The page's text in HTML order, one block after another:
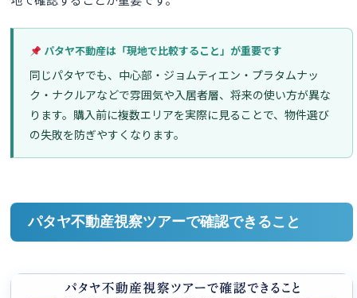
パタヤ不動産は「現地で比較すること」が重要です
同じパタヤでも、中心部・ジョムティエン・プラタムナッ
ク・ナクルアなどで雰囲気や入居者層、将来の使い方が異な
ります。購入前に複数エリアを実際に見ることで、物件選び
の失敗を防ぎやすくなります。
パタヤ不動産視察ツアーで確認できること